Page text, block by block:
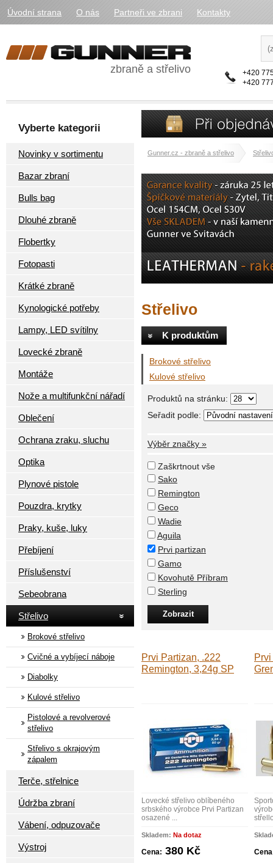
Úvodní strana O nás Partneři ve zbrani Kontakty
zbraně a střelivo
+420
+420
Vyberte kategorii
Novinky v sortimentu
Bazar zbraní
Bulls bag
Dlouhé zbraně
Flobertky
Fotopasti
Krátké zbraně
Kynologické potřeby
Lampy, LED svítilny
Lovecké zbraně
Montáže
Nože a multifunkční nářadí
Oblečení
Ochrana zraku, sluchu
Optika
Plynové pistole
Pouzdra, krytky
Praky, kuše, luky
Přebíjení
Příslušenství
Sebeobrana
Střelivo
Brokové střelivo
Cvičné a vybíjecí náboje
Diabolky
Kulové střelivo
Pistolové a revolverové
střelivo
Střelivo s okrajovým
zápalem
Terče, střelnice
Údržba zbraní
Vábení, odpuzovače
Výstroj
Gunner.cz - zbraně a střelivo
Střelivo
K produktům
Brokové střelivo
Kulové střelivo
Produktů na stránku:
Seřadit podle:
Výběr značky »
Zaškrtnout vše
Sako
Remington
Geco
Wadie
Aguila
Prvi partizan
Gamo
Kovohutě Příbram
Sterling
Prvi Partizan, .222
Remington, 3,24g SP
Lovecké střelivo oblíbeného
srbského výrobce Prvi Partizan
osazené ...
Skladem: Na dotaz
Cena: 380 Kč